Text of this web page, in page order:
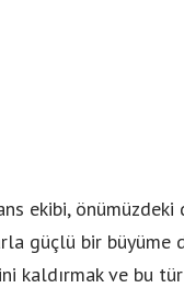
ekibi,
güçlü bir
kaldırmak ve bu